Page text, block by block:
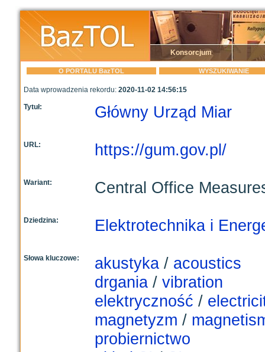
Konsorcjum
O PORTALU BazTOL WYSZUKIWANIE
Data wprowadzenia rekordu: 2020-11-02 14:56:15
Tytuł: Główny Urząd Miar
URL: https://gum.gov.pl/
Wariant: Central Office
Dziedzina: Elektrotechnika i
Słowa kluczowe: akustyka/ acoustics
drgania/ vibration
elektryczność /
magnetyzm /
probiernictwo